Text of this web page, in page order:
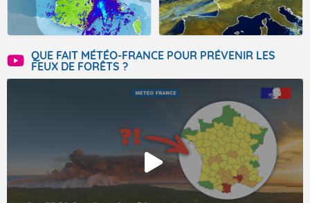
QUE FAIT MÉTÉO-FRANCE POUR PRÉVENIR LES
FEUX DE FORÊTS ?